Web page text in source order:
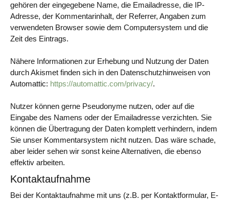
gehören der eingegebene Name, die Emailadresse, die IP-
Adresse, der Kommentarinhalt, der Referrer, Angaben zum
verwendeten Browser sowie dem Computersystem und die
Zeit des Eintrags.
Nähere Informationen zur Erhebung und Nutzung der Daten
durch Akismet finden sich in den Datenschutzhinweisen von
Automattic: https://automattic.com/privacy/.
Nutzer können gerne Pseudonyme nutzen, oder auf die
Eingabe des Namens oder der Emailadresse verzichten. Sie
können die Übertragung der Daten komplett verhindern, indem
Sie unser Kommentarsystem nicht nutzen. Das wäre schade,
aber leider sehen wir sonst keine Alternativen, die ebenso
effektiv arbeiten.
Kontaktaufnahme
Bei der Kontaktaufnahme mit uns (z.B. per Kontaktformular, E-